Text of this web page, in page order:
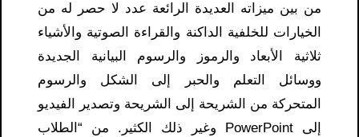
من بين ميزاته العديدة الرائعة عدد لا حصر له من
الخيارات للخلفية الداكنة والقراءة الصوتية والأشياء
ثلاثية الأبعاد والرموز والرسوم البيانية الجديدة
ووسائل التعلم والحبر إلى الشكل والرسوم
المتحركة من الشريحة إلى الشريحة وتصدير الفيديو
إلى PowerPoint وغير ذلك الكثير. من “الطلاب